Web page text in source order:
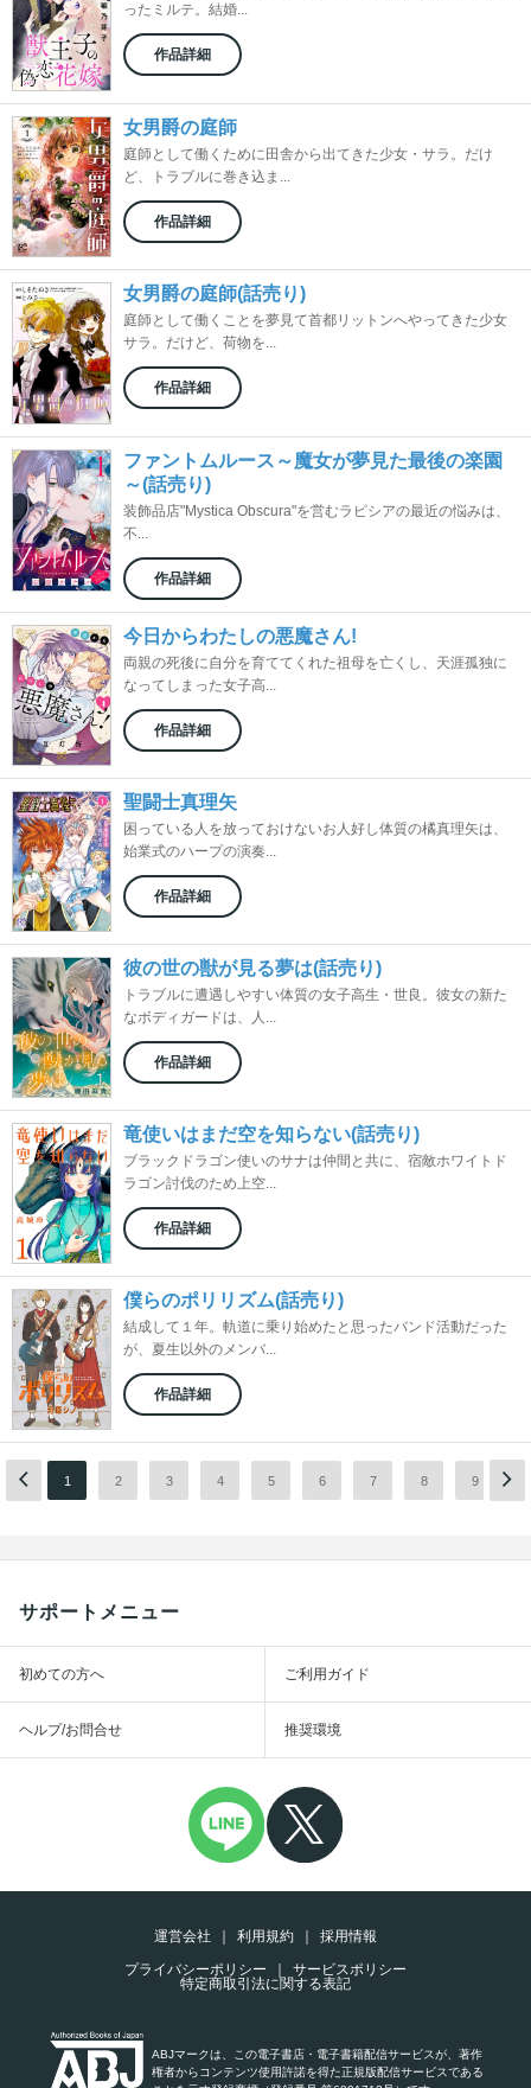
ったミルテ。結婚...
作品詳細
女男爵の庭師
庭師として働くために田舎から出てきた少女・サラ。だけ
ど、トラブルに巻き込ま...
作品詳細
女男爵の庭師(話売り)
庭師として働くことを夢見て首都リットンへやってきた少女
サラ。だけど、荷物を...
作品詳細
ファントムルース～魔女が夢見た最後の楽園
～(話売り)
装飾品店"Mystica Obscura"を営むラピシアの最近の悩みは、
不...
作品詳細
今日からわたしの悪魔さん!
両親の死後に自分を育ててくれた祖母を亡くし、天涯孤独に
なってしまった女子高...
作品詳細
聖闘士真理矢
困っている人を放っておけないお人好し体質の橘真理矢は、
始業式のハープの演奏...
作品詳細
彼の世の獣が見る夢は(話売り)
トラブルに遭遇しやすい体質の女子高生・世良。彼女の新た
なボディガードは、人...
作品詳細
竜使いはまだ空を知らない(話売り)
ブラックドラゴン使いのサナは仲間と共に、宿敵ホワイトド
ラゴン討伐のため上空...
作品詳細
僕らのポリリズム(話売り)
結成して１年。軌道に乗り始めたと思ったバンド活動だった
が、夏生以外のメンバ...
作品詳細
1 2 3 4 5 6 7 8 9
サポートメニュー
初めての方へ ご利用ガイド
ヘルプ/お問合せ 推奨環境
運営会社 利用規約
採用情報
プライバシーポリシー
サービスポリシー
特定商取引法に関する表記
ABJマークは、この電子書店・電子書籍配信サービスが、著作
権者からコンテンツ使用許諾を得た正規版配信サービスである